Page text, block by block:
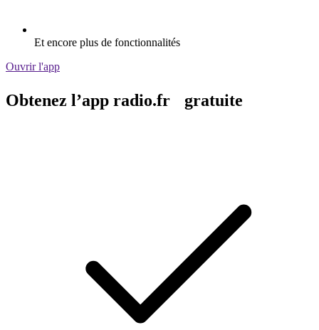
Et encore plus de fonctionnalités
Ouvrir l'app
Obtenez l’app radio.fr gratuite